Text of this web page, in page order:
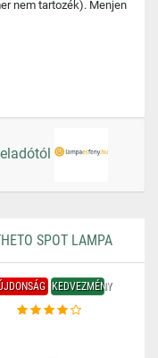
nem tartozék). Menjen
SPOT LAMPA
KEDVEZMÉNY